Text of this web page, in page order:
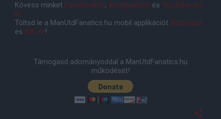
Kövess minket Facebookon, Instagramon és YouTube-on
is!
Töltsd le a ManUtdFanatics.hu mobil applikációt Androidra
és iOS-re!
Támogasd adományoddal a ManUtdFanatics.hu
működését!